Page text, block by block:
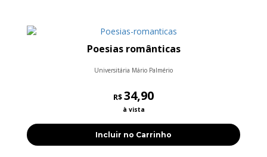
Poesias românticas
Universitária Mário Palmério
R$34,90
à vista
Incluir no Carrinho